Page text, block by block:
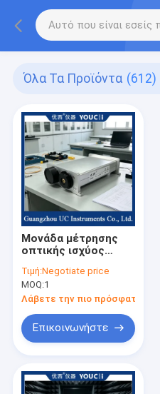
Όλα Τα Προϊόντα (612)
Μονάδα μέτρησης
οπτικής ισχύος
που χρησιμοποιείται
για τη μέτρηση της
οπτικής ισχύος
Τιμή:Negotiate price
MOQ:1
Λάβετε την πιο πρόσφατη τιμή
Επικοινωνήστε